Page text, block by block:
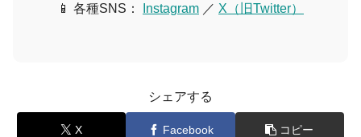
📱 各種SNS： Instagram ／ X（旧Twitter）
シェアする
X Facebook コピー